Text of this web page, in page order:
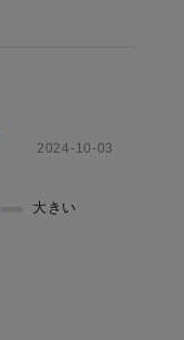
2024-10-03
大きい